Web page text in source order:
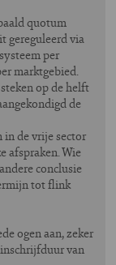
quotum
gereguleerd via
per
marktgebied.
op de helft
de
de vrije sector
afspraken. Wie
conclusie
tot flink
ogen aan, zeker
van